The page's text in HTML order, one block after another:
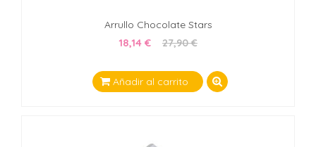
Arrullo Chocolate Stars
18,14 € 27,90 €
Añadir al carrito